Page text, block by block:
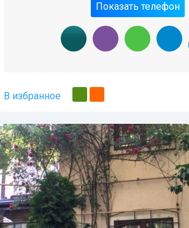
Показать телефон
В избранное